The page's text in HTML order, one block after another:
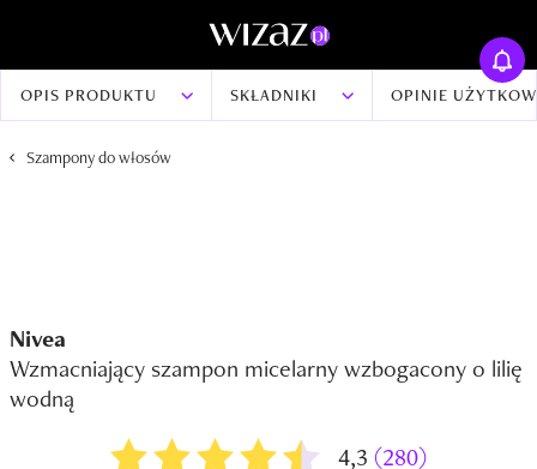
OPIS PRODUKTU SKŁADNIKI OPINIE
Szampony do włosów
Nivea
Wzmacniający szampon micelarny wzbogacony o lilię
wodną
4,3 (280)